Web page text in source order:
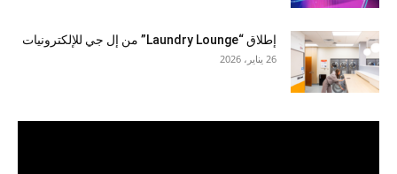
إطلاق “Laundry Lounge” من إل جي للإلكترونيات
26 يناير، 2026